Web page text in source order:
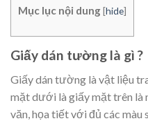
Mục lục nội dung[hide]
Giấy dán tường là gì ?
Giấy dán tường là vật liệu
mặt dưới là giấy mặt trên là
văn, họa tiết với đủ các màu